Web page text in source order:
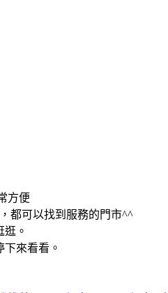
方便
都可以找到服務的門市^^
。
來看看。